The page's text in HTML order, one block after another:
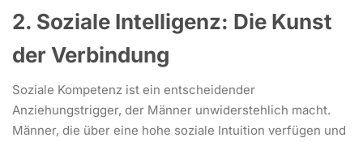
2. Soziale Intelligenz: Die Kunst
der Verbindung
Soziale Kompetenz ist ein entscheidender
Anziehungstrigger, der Männer unwiderstehlich macht.
Männer, die über eine hohe soziale Intuition verfügen und